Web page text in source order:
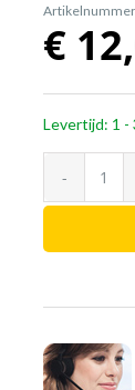
€
Levertijd: 1 -
EPOS
CEHS-